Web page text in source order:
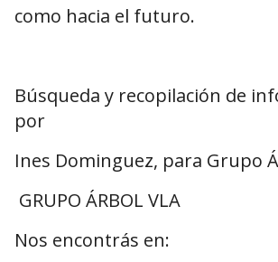
como hacia el futuro.
Búsqueda y recopilación de
por
Ines Dominguez, para Grupo
GRUPO ÁRBOL VLA
Nos encontrás en: